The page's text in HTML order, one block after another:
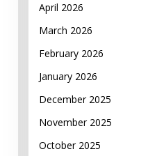
April 2026
March 2026
February 2026
January 2026
December 2025
November 2025
October 2025